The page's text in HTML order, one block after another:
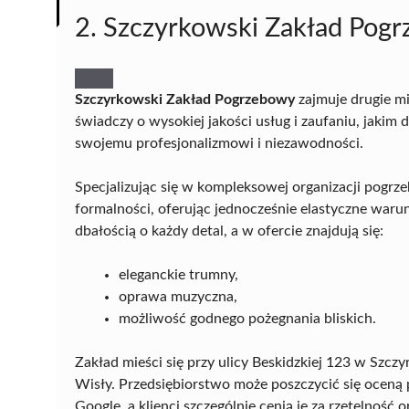
2. Szczyrkowski Zakład
Szczyrkowski Zakład Pogrzebowyzajmuje drugie
świadczy o wysokiej jakości usług i zaufaniu, jakim
swojemu profesjonalizmowi i niezawodności.
Specjalizując się w kompleksowej organizacji
formalności, oferując jednocześnie elastyczne
dbałością o każdy detal, a w ofercie znajdują się:
eleganckie trumny,
oprawa muzyczna,
możliwość godnego pożegnania bliskich.
Zakład mieści się przy ulicy Beskidzkiej 123 w
Wisły. Przedsiębiorstwo może poszczycić się